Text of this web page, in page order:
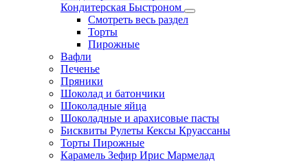
Кондитерская Быстроном
Смотреть весь раздел
Торты
Пирожные
Вафли
Печенье
Пряники
Шоколад и батончики
Шоколадные яйца
Шоколадные и арахисовые пасты
Бисквиты Рулеты Кексы Круассаны
Торты Пирожные
Карамель Зефир Ирис Мармелад